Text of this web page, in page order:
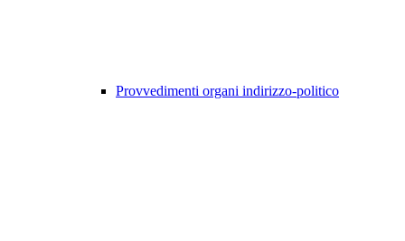
Provvedimenti organi indirizzo-politico